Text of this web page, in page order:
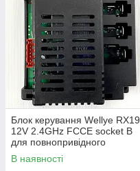
Блок керування Wellye RX19
12V 2.4GHz FCCE socket B
для повнопривідного
дитячого електромобіля М
3454
В наявності